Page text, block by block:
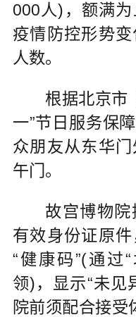
000人)，额满
疫情防控形势
人数。
根据北京市
一”节日服务保
众朋友从东华
午门。
故宫博物
有效身份证原
“健康码”(通过
领)，显示“未见
院前须配合接受